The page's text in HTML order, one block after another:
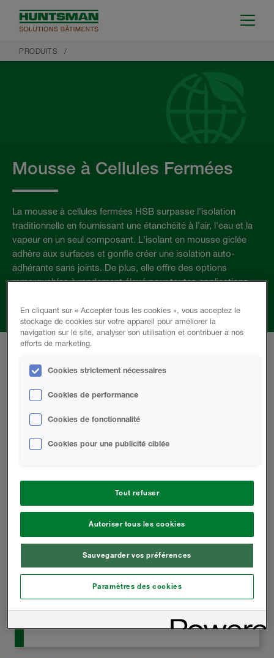
PRODUITS
Mousse à Cellules Fermées
La mousse à cellules fermées HSB surpasse l'isolation
traditionnelle en fournissant une étanchéité à l’air, l'eau et la
vapeur en un seul composant. L'isolant en mousse giclée
adhère aux surfaces et gonfle créer une isolation auto-
adhérante sans joints. De plus, elle offre des options
remarquables à rendement élevé pour toutes applications,
industrielle ou agricole.
Airmétic Soya HP possède la meilleure valeur R de
tous les produits isolants HFO présentement sur le
marché avec sa valeur RTLT à 50mm de 2,06 RSI (R
gonflant à base d'hydrofluorooléfine (HFO) est le plus
Tout en un : isolation, pare-air, pare-vapeur et
écran pare-pluie
Jusqu'à 8 pouces peuvent être giclés en 1
journée
Haute résistance à la compression (37 PSI)
En cliquant sur « Accepter tous les cookies », vous acceptez le
stockage de cookies sur votre appareil pour améliorer la
navigation sur le site, analyser son utilisation et contribuer à nos
efforts de marketing.
Cookies strictement nécessaires
Cookies de performance
Cookies de fonctionnalité
Cookies pour une publicité ciblée
Tout refuser
Autoriser tous les cookies
Sauvegarder vos préférences
Paramètres des cookies